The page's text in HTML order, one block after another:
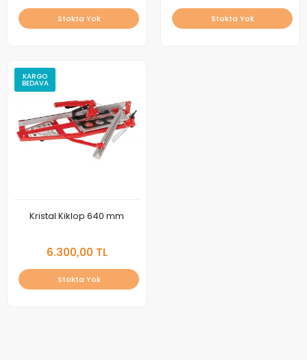
Stokta Yok Stokta Yok
KARGO
BEDAVA
Kristal Kiklop 640 mm
6.300,00 TL
Stokta Yok